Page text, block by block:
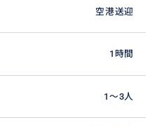
空港送迎
1時間
1〜3人